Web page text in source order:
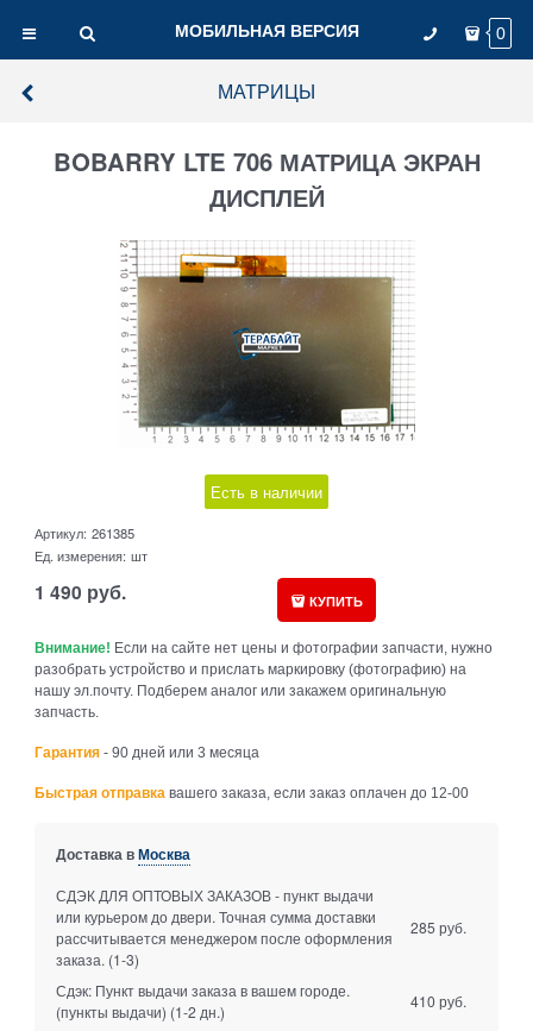
МОБИЛЬНАЯ ВЕРСИЯ 0
МАТРИЦЫ
BOBARRY LTE 706 МАТРИЦА ЭКРАН
ДИСПЛЕЙ
Есть в наличии
Артикул: 261385
Ед. измерения: шт
1 490 руб. КУПИТЬ
Внимание! Если на сайте нет цены и фотографии запчасти, нужно
разобрать устройство и прислать маркировку (фотографию) на
нашу эл.почту. Подберем аналог или закажем оригинальную
запчасть.
Гарантия - 90 дней или 3 месяца
Быстрая отправка вашего заказа, если заказ оплачен до 12-00
Доставка вМосква
СДЭК ДЛЯ ОПТОВЫХ ЗАКАЗОВ - пункт выдачи
или курьером до двери. Точная сумма доставки
рассчитывается менеджером после оформления
заказа. (1-3)
285 руб.
Сдэк: Пункт выдачи заказа в вашем городе.
(пункты выдачи) (1-2 дн.)
410 руб.